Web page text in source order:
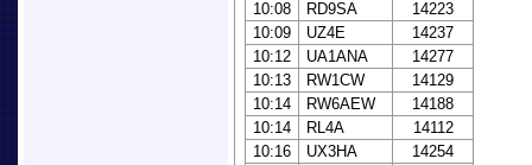
10:08
RD9SA
14223
10:09
UZ4E
14237
10:12
UA1ANA
14277
10:13
RW1CW
14129
10:14
RW6AEW
14188
10:14
RL4A
14112
10:16
UX3HA
14254